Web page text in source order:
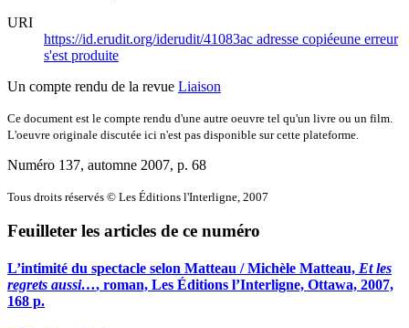
URI
https://id.erudit.org/iderudit/41083ac adresse copiéeune erreur
s'est produite
Un compte rendu de la revue Liaison
Ce document est le compte rendu d'une autre oeuvre tel qu'un livre ou un film.
L'oeuvre originale discutée ici n'est pas disponible sur cette plateforme.
Numéro 137, automne 2007, p. 68
Tous droits réservés © Les Éditions l'Interligne, 2007
Feuilleter les articles de ce numéro
L’intimité du spectacle selon Matteau / Michèle Matteau, Et les
regrets aussi…, roman, Les Éditions l’Interligne, Ottawa, 2007,
168 p.